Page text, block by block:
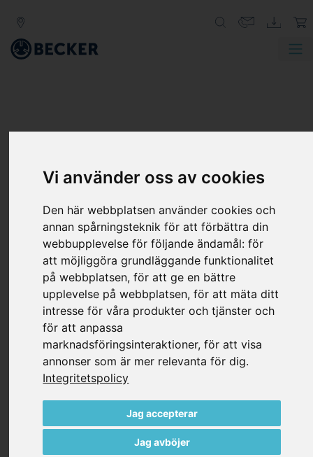
Vi använder oss av cookies
Den här webbplatsen använder cookies och
annan spårningsteknik för att förbättra din
webbupplevelse för följande ändamål:för
att möjliggöra grundläggande funktionalitet
på webbplatsen,för att ge en bättre
upplevelse på webbplatsen,för att mäta ditt
intresse för våra produkter och tjänster och
för att anpassa
marknadsföringsinteraktioner,för att visa
annonser som är mer relevanta för dig.
Integritetspolicy
Jag accepterar
Jag avböjer
ROTERANDE LAMELLKOMPRESSOR,
TORRGÅENDE
Becker-kompressorer i serien DT är torrgående
lågtryckspumpar som är konstruerade för kontinuerlig
drift vid valfri trycknivå mellan ett fritt intag och upp till
+1,0 bar. DT-serien oljefria roterande lamellpumpar
använder självsmörjande grafitkompositlameller
speciellt designade för Becker-pumpar. Det finns ingen
olja att byta och minimalt underhåll krävs.
Inbyggt stort insugsfilter
Tryckregleringsventil
Vibrationsdämpare